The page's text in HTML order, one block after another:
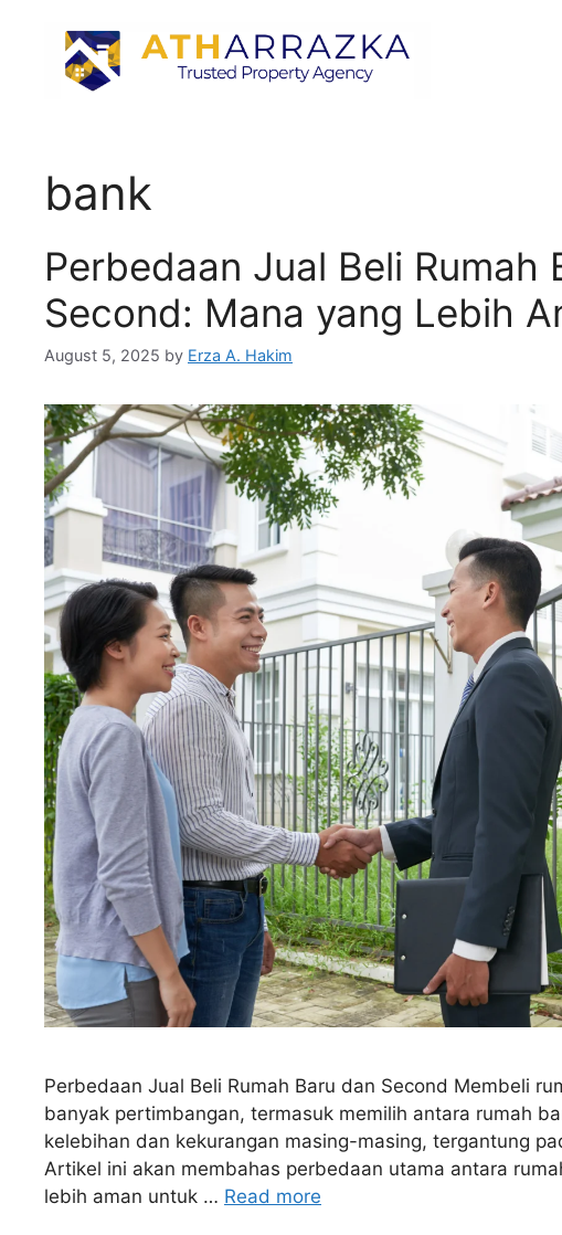
bank
Perbedaan Jual Beli Rumah
Second: Mana yang Lebih
August 5, 2025 by Erza A. Hakim
Perbedaan Jual Beli Rumah Baru dan Second Membeli
banyak pertimbangan, termasuk memilih antara rumah
kelebihan dan kekurangan masing-masing, tergantung
Artikel ini akan membahas perbedaan utama antara
lebih aman untuk … Read more